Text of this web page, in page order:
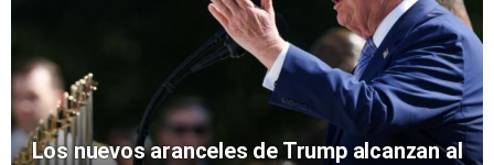
Los nuevos aranceles de Trump alcanzan al